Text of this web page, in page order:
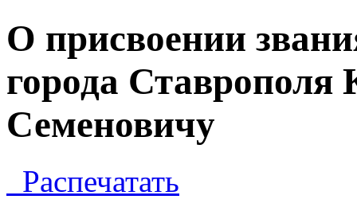
О присвоении
города Ставрополя
Семеновичу
Распечатать